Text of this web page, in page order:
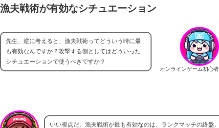
漁夫戦術が有効なシチュエーション
オンラインゲーム初心者
先生、逆に考えると、漁夫戦術ってどういう時に最
も有効なんですか？攻撃する側としてはどういった
シチュエーションで使うべきですか？
いい視点だ。漁夫戦術が最も有効なのは、ランクマッチの終盤